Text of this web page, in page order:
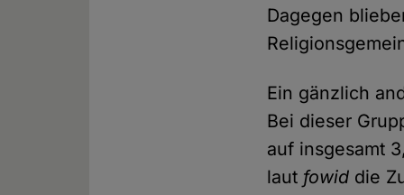
Dagegen
Ein gänzlich
Bei dieser
auf insgesamt
laut fowid die